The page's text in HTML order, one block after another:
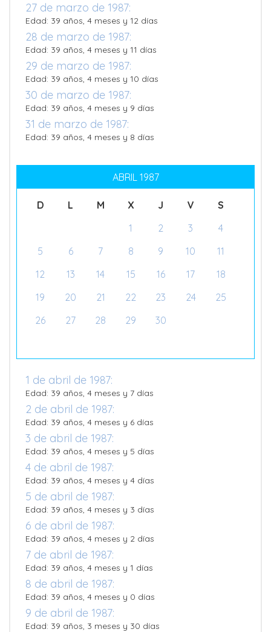
27 de marzo de 1987:
Edad: 39 años, 4 meses y 12 días
28 de marzo de 1987:
Edad: 39 años, 4 meses y 11 días
29 de marzo de 1987:
Edad: 39 años, 4 meses y 10 días
30 de marzo de 1987:
Edad: 39 años, 4 meses y 9 días
31 de marzo de 1987:
Edad: 39 años, 4 meses y 8 días
ABRIL 1987
D L M X J V
S
1
2 3
4
5
6 7 8 9 10
11
12
13 14 15 16 17
18
19
20 21 22 23 24
25
26
27 28 29 30
1 de abril de 1987:
Edad: 39 años, 4 meses y 7 días
2 de abril de 1987:
Edad: 39 años, 4 meses y 6 días
3 de abril de 1987:
Edad: 39 años, 4 meses y 5 días
4 de abril de 1987:
Edad: 39 años, 4 meses y 4 días
5 de abril de 1987:
Edad: 39 años, 4 meses y 3 días
6 de abril de 1987:
Edad: 39 años, 4 meses y 2 días
7 de abril de 1987:
Edad: 39 años, 4 meses y 1 días
8 de abril de 1987:
Edad: 39 años, 4 meses y 0 días
9 de abril de 1987:
Edad: 39 años, 3 meses y 30 días